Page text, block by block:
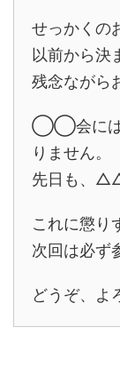
せっかくの
以前から決
残念ながら
◯◯会には
りません。
先日も、△△
これに懲り
次回は必ず
どうぞ、よ